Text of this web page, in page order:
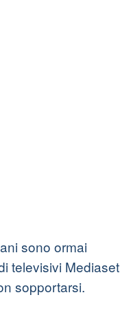
sono ormai
televisivi Mediaset
sopportarsi.